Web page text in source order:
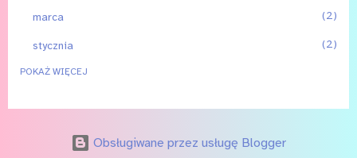
marca 2
stycznia 2
2025
POKAŻ WIĘCEJ
Obsługiwane przez usługę Blogger